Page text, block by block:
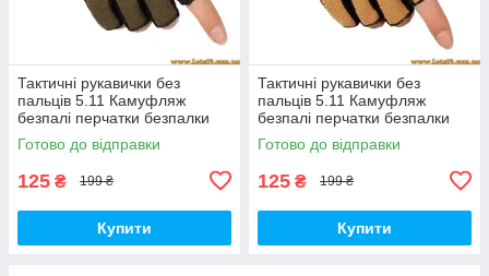
Тактичні рукавички без
пальців 5.11 Камуфляж
безпалі перчатки безпалки
тактичні Олива L,
Снайперські рукавички
Готово до відправки
125 ₴ 199 ₴
Купити
Тактичні рукавички без
пальців 5.11 Камуфляж
безпалі перчатки безпалки
тактичні Койот L
Готово до відправки
125 ₴ 199 ₴
Купити